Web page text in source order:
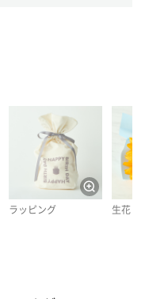
ラッピング 生花